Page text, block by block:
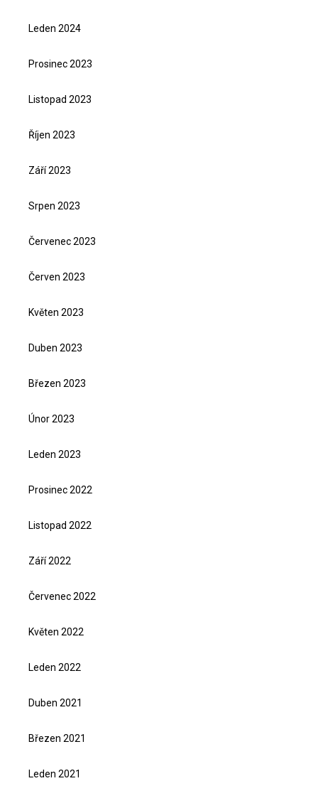
Leden 2024
Prosinec 2023
Listopad 2023
Říjen 2023
Září 2023
Srpen 2023
Červenec 2023
Červen 2023
Květen 2023
Duben 2023
Březen 2023
Únor 2023
Leden 2023
Prosinec 2022
Listopad 2022
Září 2022
Červenec 2022
Květen 2022
Leden 2022
Duben 2021
Březen 2021
Leden 2021